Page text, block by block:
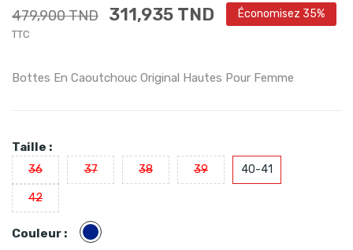
479,900 TND 311,935 TND Économisez 35%
TTC
Bottes En Caoutchouc Original Hautes Pour Femme
Taille :
36 37 38 39 40-41
42
Couleur :
Bleu
marine